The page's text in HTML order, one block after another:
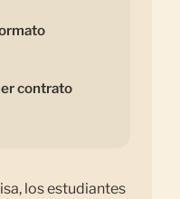
contrato
los estudiantes